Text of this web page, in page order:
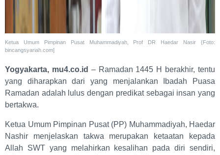
Ketua Umum Pimpinan Pusat Muhammadiyah, Prof DR Haedar Nasir {Foto:
bincangsyariah.com]
Yogyakarta, mu4.co.id – Ramadan 1445 H berakhir, tentu
yang diharapkan dari yang menjalankan Ibadah Puasa
Ramadan adalah lulus dengan predikat sebagai insan yang
bertakwa.
Ketua Umum Pimpinan Pusat (PP) Muhammadiyah, Haedar
Nashir menjelaskan takwa merupakan ketaatan kepada
Allah SWT yang melahirkan kesalihan pada diri sendiri,